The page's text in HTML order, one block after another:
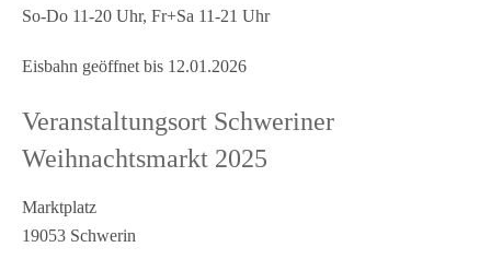
So-Do 11-20 Uhr, Fr+Sa 11-21 Uhr
Eisbahn geöffnet bis 12.01.2026
Veranstaltungsort Schweriner
Weihnachtsmarkt 2025
Marktplatz
19053 Schwerin